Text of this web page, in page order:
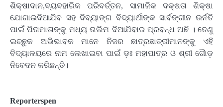
ଶିକ୍ଷାଦାନ,ବ୍ୟବହାରିକ ପରିବର୍ତ୍ତନ, ସାମାଜିକ ଦକ୍ଷତା ଶିକ୍ଷା
ଯୋଗାଇଦିଆଯିବ ସହ ଦିବ୍ୟାଙ୍ଗ ବିଦ୍ୟାର୍ଥୀଙ୍କ ସାର୍ବଙ୍ଗୀନ ଉର୍ନତି
ପାଇଁ ପିତାମାତାଙ୍କୁ ମଧ୍ୟ ତାଲିମ ଦିଆଯିବାର ପ୍ରବନ୍ଧ ଅଛି । ତେଣୁ
ଇଚ୍ଛୁକ ଅଭିଭାବକ ମାନେ ନିଜର ଛାତ୍ରଛାତ୍ରୀମାନଙ୍କୁ ଏହି
ବିଦ୍ୟାଳୟରେ ନାମ ଲେଖାଇବା ପାଇଁ ଡ଼ଃ ମହାପାତ୍ର ଓ ଶ୍ରୀ ଗୈାଡ଼
ନିବେଦନ କରିଛନ୍ତି।
Reporterspen